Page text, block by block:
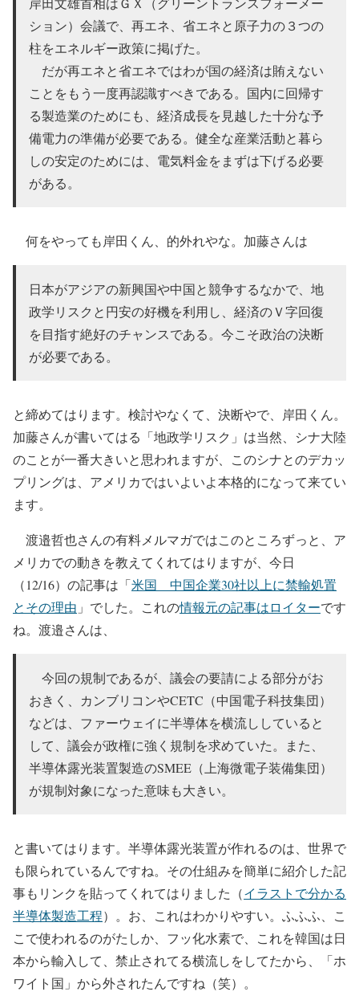
ション）会議で、再エネ、省エネと原子力の３つの
柱をエネルギー政策に掲げた。
だが再エネと省エネではわが国の経済は賄えない
ことをもう一度再認識すべきである。国内に回帰す
る製造業のためにも、経済成長を見越した十分な予
備電力の準備が必要である。健全な産業活動と暮ら
しの安定のためには、電気料金をまずは下げる必要
がある。
何をやっても岸田くん、的外れやな。加藤さんは
日本がアジアの新興国や中国と競争するなかで、地
政学リスクと円安の好機を利用し、経済のＶ字回復
を目指す絶好のチャンスである。今こそ政治の決断
が必要である。
と締めてはります。検討やなくて、決断やで、岸田くん。
加藤さんが書いてはる「地政学リスク」は当然、シナ大陸
のことが一番大きいと思われますが、このシナとのデカッ
プリングは、アメリカではいよいよ本格的になって来てい
ます。
渡邉哲也さんの有料メルマガではこのところずっと、ア
メリカでの動きを教えてくれてはりますが、今日
（12/16）の記事は「米国 中国企業30社以上に禁輸処置
とその理由 」でした。これの情報元の記事はロイターです
ね。渡邉さんは、
今回の規制であるが、議会の要請による部分がお
おきく、カンブリコンやCETC（中国電子科技集団）
などは、ファーウェイに半導体を横流ししていると
して、議会が政権に強く規制を求めていた。また、
半導体露光装置製造のSMEE（上海微電子装備集団）
が規制対象になった意味も大きい。
と書いてはります。半導体露光装置が作れるのは、世界で
も限られているんですね。その仕組みを簡単に紹介した記
事もリンクを貼ってくれてはりました（イラストで分かる
半導体製造工程）。お、これはわかりやすい。ふふふ、こ
こで使われるのがたしか、フッ化水素で、これを韓国は日
本から輸入して、禁止されてる横流しをしてたから、「ホ
ワイト国」から外されたんですね（笑）。